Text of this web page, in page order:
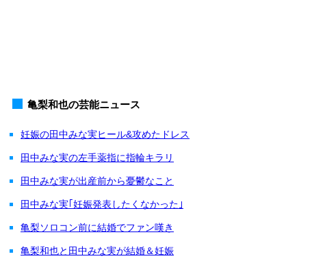
亀梨和也の芸能ニュース
妊娠の田中みな実ヒール&攻めたドレス
田中みな実の左手薬指に指輪キラリ
田中みな実が出産前から憂鬱なこと
田中みな実｢妊娠発表したくなかった｣
亀梨ソロコン前に結婚でファン嘆き
亀梨和也と田中みな実が結婚＆妊娠